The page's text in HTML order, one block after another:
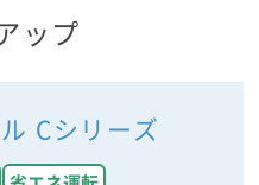
ップ
Cシリーズ